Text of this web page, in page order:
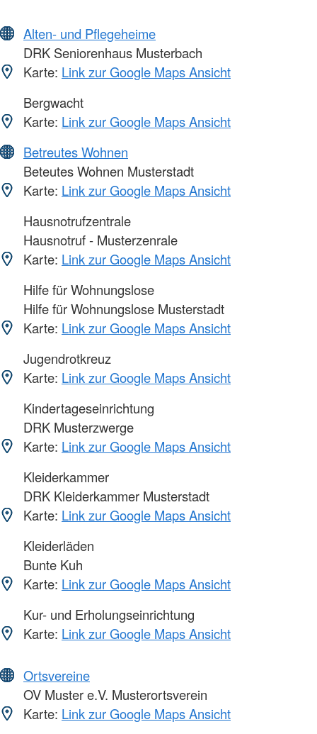
Alten- und Pflegeheime
DRK Seniorenhaus Musterbach
Karte: Link zur Google Maps Ansicht
Bergwacht
Karte: Link zur Google Maps Ansicht
Betreutes Wohnen
Beteutes Wohnen Musterstadt
Karte: Link zur Google Maps Ansicht
Hausnotrufzentrale
Hausnotruf - Musterzenrale
Karte: Link zur Google Maps Ansicht
Hilfe für Wohnungslose
Hilfe für Wohnungslose Musterstadt
Karte: Link zur Google Maps Ansicht
Jugendrotkreuz
Karte: Link zur Google Maps Ansicht
Kindertageseinrichtung
DRK Musterzwerge
Karte: Link zur Google Maps Ansicht
Kleiderkammer
DRK Kleiderkammer Musterstadt
Karte: Link zur Google Maps Ansicht
Kleiderläden
Bunte Kuh
Karte: Link zur Google Maps Ansicht
Kur- und Erholungseinrichtung
Karte: Link zur Google Maps Ansicht
Ortsvereine
OV Muster e.V. Musterortsverein
Karte: Link zur Google Maps Ansicht